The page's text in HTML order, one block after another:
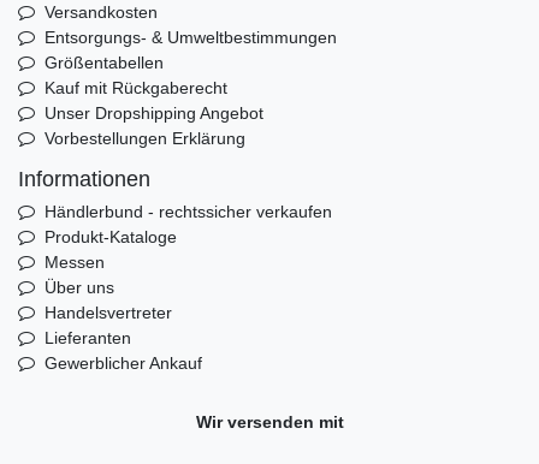
Versandkosten
Entsorgungs- & Umweltbestimmungen
Größentabellen
Kauf mit Rückgaberecht
Unser Dropshipping Angebot
Vorbestellungen Erklärung
Informationen
Händlerbund - rechtssicher verkaufen
Produkt-Kataloge
Messen
Über uns
Handelsvertreter
Lieferanten
Gewerblicher Ankauf
Wir versenden mit